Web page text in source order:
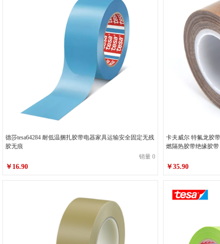
德莎tesa64284 耐低温捆扎胶带电器家具运输安全固定无残
胶无痕
销量 0
￥16.90
卡夫威尔 特氟龙胶
燃隔热胶带绝缘胶带
￥35.90